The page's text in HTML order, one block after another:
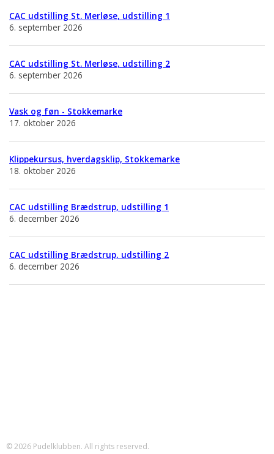
CAC udstilling St. Merløse, udstilling 1
6. september 2026
CAC udstilling St. Merløse, udstilling 2
6. september 2026
Vask og føn - Stokkemarke
17. oktober 2026
Klippekursus, hverdagsklip, Stokkemarke
18. oktober 2026
CAC udstilling Brædstrup, udstilling 1
6. december 2026
CAC udstilling Brædstrup, udstilling 2
6. december 2026
© 2026 Pudelklubben. All rights reserved.